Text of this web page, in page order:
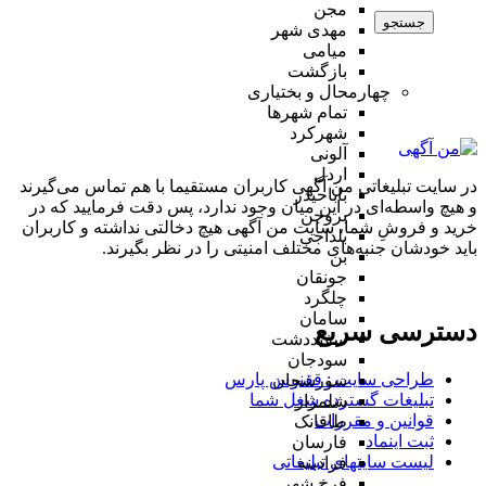
مجن
مهدی شهر
میامی
بازگشت
چهارمحال و بختیاری
تمام شهر‌ها
شهرکرد
آلونی
اردل
باباحیدر
بروجن
بلداجی
بن
جونقان
چلگرد
سامان
سفیددشت
سودجان
سورشجان
شلمزار
طاقانک
فارسان
فرادبنه
جستجو
در سایت تبلیغاتی من آگهی کاربران مستقیما با هم تماس می‌گیرند
و هیچ واسطه‌ای در این میان وجود ندارد، پس دقت فرمایید که در
خرید و فروشِ شما، سایت من آگهی هیچ دخالتی نداشته و کاربران
باید خودشان جنبه‌های مختلف امنیتی را در نظر بگیرند.
دسترسی سریع
طراحی سایت :‌ ققنوس پارس
تبلیغات گسترده شغل شما
قوانین و مقررات
ثبت اینماد
لیست سایتهای تبلیغاتی